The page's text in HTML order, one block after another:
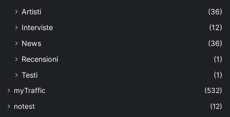
Artisti
(36)
Interviste
(12)
News
(36)
Recensioni
(1)
Testi
(1)
myTraffic
(532)
notest
(12)